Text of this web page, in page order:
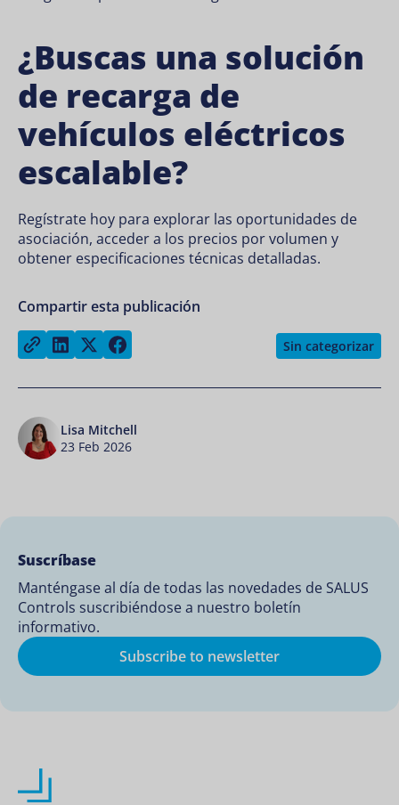
¿Buscas una solución
de recarga de
vehículos eléctricos
escalable?
Regístrate hoy para explorar las oportunidades de
asociación, acceder a los precios por volumen y
obtener especificaciones técnicas detalladas.
Compartir esta publicación
Copy linkShare on LinkedIn
Share on Twitter Sin categorizar
Lisa Mitchell
23 Feb 2026
Suscríbase
Manténgase al día de todas las novedades de SALUS
Controls suscribiéndose a nuestro boletín
informativo.
Subscribe to newsletter